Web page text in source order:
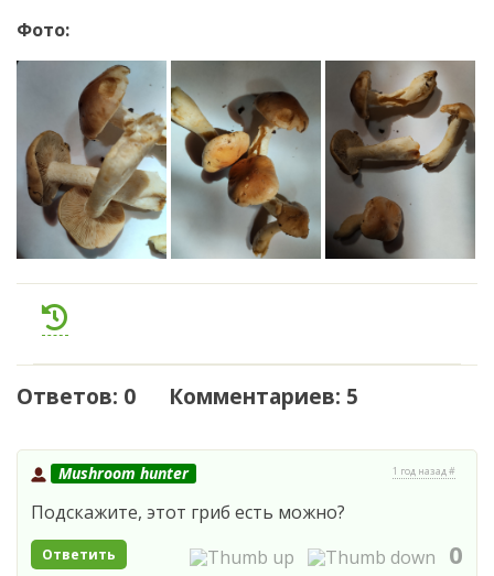
Фото:
Ответов: 0 Комментариев: 5
Mushroom hunter 1 год назад #
Подскажите, этот гриб есть можно?
Ответить 0